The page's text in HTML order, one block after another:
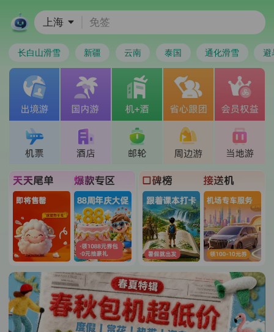
上海 免签
长白山滑雪 新疆 云南 泰国 通化滑雪 避